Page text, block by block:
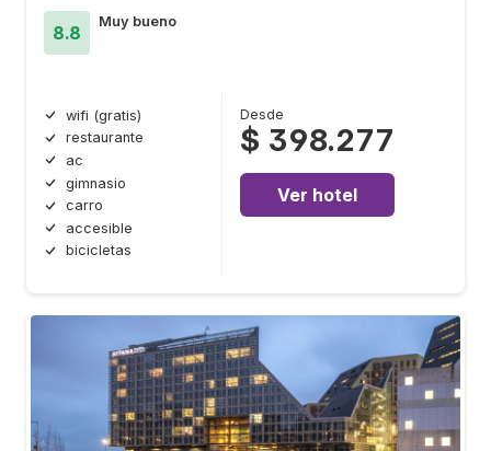
8.8
Muy bueno
wifi (gratis)
restaurante
ac
gimnasio
carro
accesible
bicicletas
Desde
$ 398.277
Ver hotel